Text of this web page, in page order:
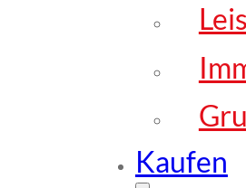
Kaufen